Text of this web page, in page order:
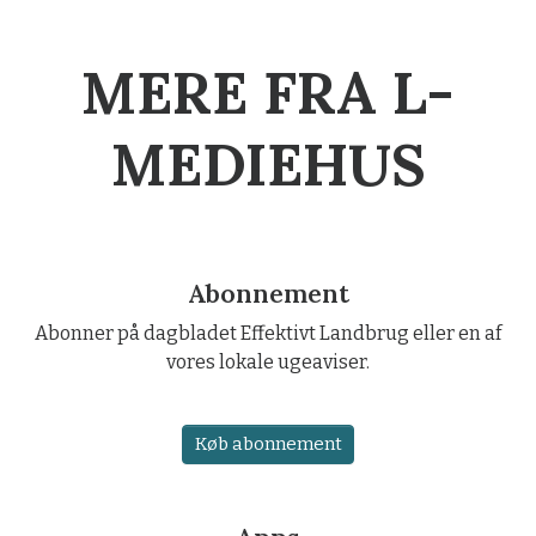
MERE FRA L-
MEDIEHUS
Abonnement
Abonner på dagbladet Effektivt Landbrug eller en af
vores lokale ugeaviser.
Køb abonnement